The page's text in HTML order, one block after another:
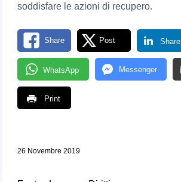
soddisfare le azioni di recupero.
Share Post Share
WhatsApp Messenger
Print
26 Novembre 2019